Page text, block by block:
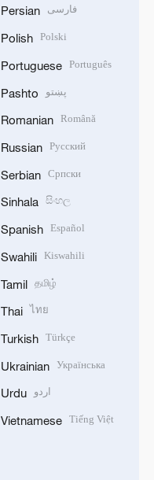
Persian فارسی
Polish Polski
Portuguese Português
Pashto پښتو
Romanian Română
Russian Русский
Serbian Српски
Sinhala සිංහල
Spanish Español
Swahili Kiswahili
Tamil தமிழ்
Thai ไทย
Turkish Türkçe
Ukrainian Українська
Urdu اردو
Vietnamese Tiếng Việt